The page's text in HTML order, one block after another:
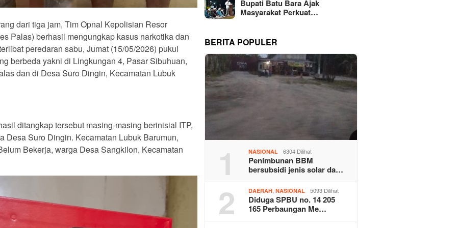
dari tiga jam, Tim Opnal Kepolisian Resor
Palas) berhasil mengungkap kasus narkotika dan
peredaran sabu, Jumat (15/05/2026) pukul
berbeda yakni di Lingkungan 4, Pasar Sibuhuan,
dan di Desa Suro Dingin, Kecamatan Lubuk
ditangkap tersebut masing-masing berinisial ITP,
Desa Suro Dingin. Kecamatan Lubuk Barumun,
Bekerja, warga Desa Sangkilon, Kecamatan
Bupati Batu Bara Ajak
Masyarakat Perkuat…
BERITA POPULER
1 NASIONAL 6304 Dilihat
Penimbunan BBM
bersubsidi jenis solar da…
2 DAERAH,NASIONAL 5093 Dilihat
Diduga SPBU no. 14 205
165 Perbaungan Me…